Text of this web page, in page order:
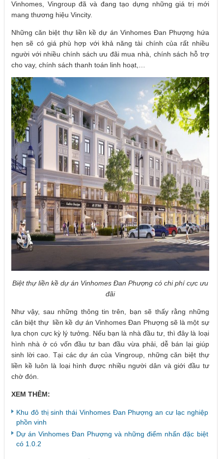
Vinhomes, Vingroup đã và đang tạo dựng những giá trị mới
mang thương hiệu Vincity.
Những căn biệt thự liền kề dự án Vinhomes Đan Phượng hứa
hẹn sẽ có giá phù hợp với khả năng tài chính của rất nhiều
người với nhiều chính sách ưu đãi mua nhà, chính sách hỗ trợ
cho vay, chính sách thanh toán linh hoạt,…
Biệt thự liền kề dự án Vinhomes Đan Phượng có chi phí cực ưu
đãi
Như vậy, sau những thông tin trên, bạn sẽ thấy rằng những
căn biệt thự liền kề dự án Vinhomes Đan Phượng sẽ là một sự
lựa chọn cực kỳ lý tưởng. Nếu bạn là nhà đầu tư, thì đây là loại
hình nhà ở có vốn đầu tư ban đầu vừa phải, dễ bán lại giúp
sinh lời cao. Tại các dự án của Vingroup, những căn biệt thự
liền kề luôn là loại hình được nhiều người dân và giới đầu tư
chờ đón.
XEM THÊM:
Khu đô thị sinh thái Vinhomes Đan Phượng an cư lạc nghiệp
phồn vinh
Dự án Vinhomes Đan Phượng và những điểm nhấn đặc biệt
có 1.0.2